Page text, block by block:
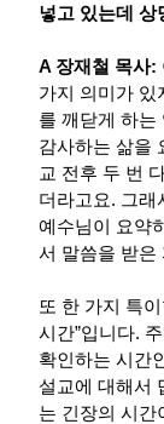
넣고 있는데 상
A 장재철 목사:
가지 의미가 있
를 깨닫게 하는
감사하는 삶을
교 전후 두 번
더라고요. 그래
예수님이 요약
서 말씀을 받은
또 한 가지 특
시간”입니다.
확인하는 시간
설교에 대해서
는 긴장의 시간